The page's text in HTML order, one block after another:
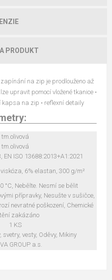
PRODUKT
na zip je prodlouženo až
upravit pomocí vložené tkanice •
na zip • reflexní detaily
tm.olivová
tm.olivová
EN ISO 13688:2013+A1:2021
6% elastan, 300 g/m²
°C, Nebělte. Nesmí se bělit
přípravky, Nesušte v sušičce,
nevratné poškození, Chemické
zakázáno
1 KS
svetry, vesty, Oděvy, Mikiny
GROUP a.s.